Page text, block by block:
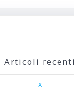
Articoli recenti
x